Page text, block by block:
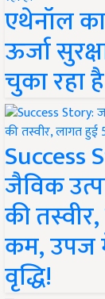
एथेनॉल
ऊर्जा
चुका रहा
जैविक
की
कम, उपज
वृद्धि!